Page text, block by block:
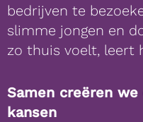
bedrijven te
slimme jongen en
zo thuis voelt, leert
Samen creëren
kansen